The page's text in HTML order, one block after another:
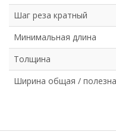
Шаг реза кратный
Минимальная длина
Толщина
Ширина общая /